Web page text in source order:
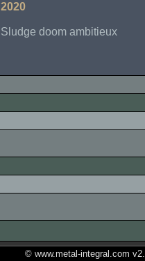
2020
Sludge doom ambitieux
© www.metal-integral.com